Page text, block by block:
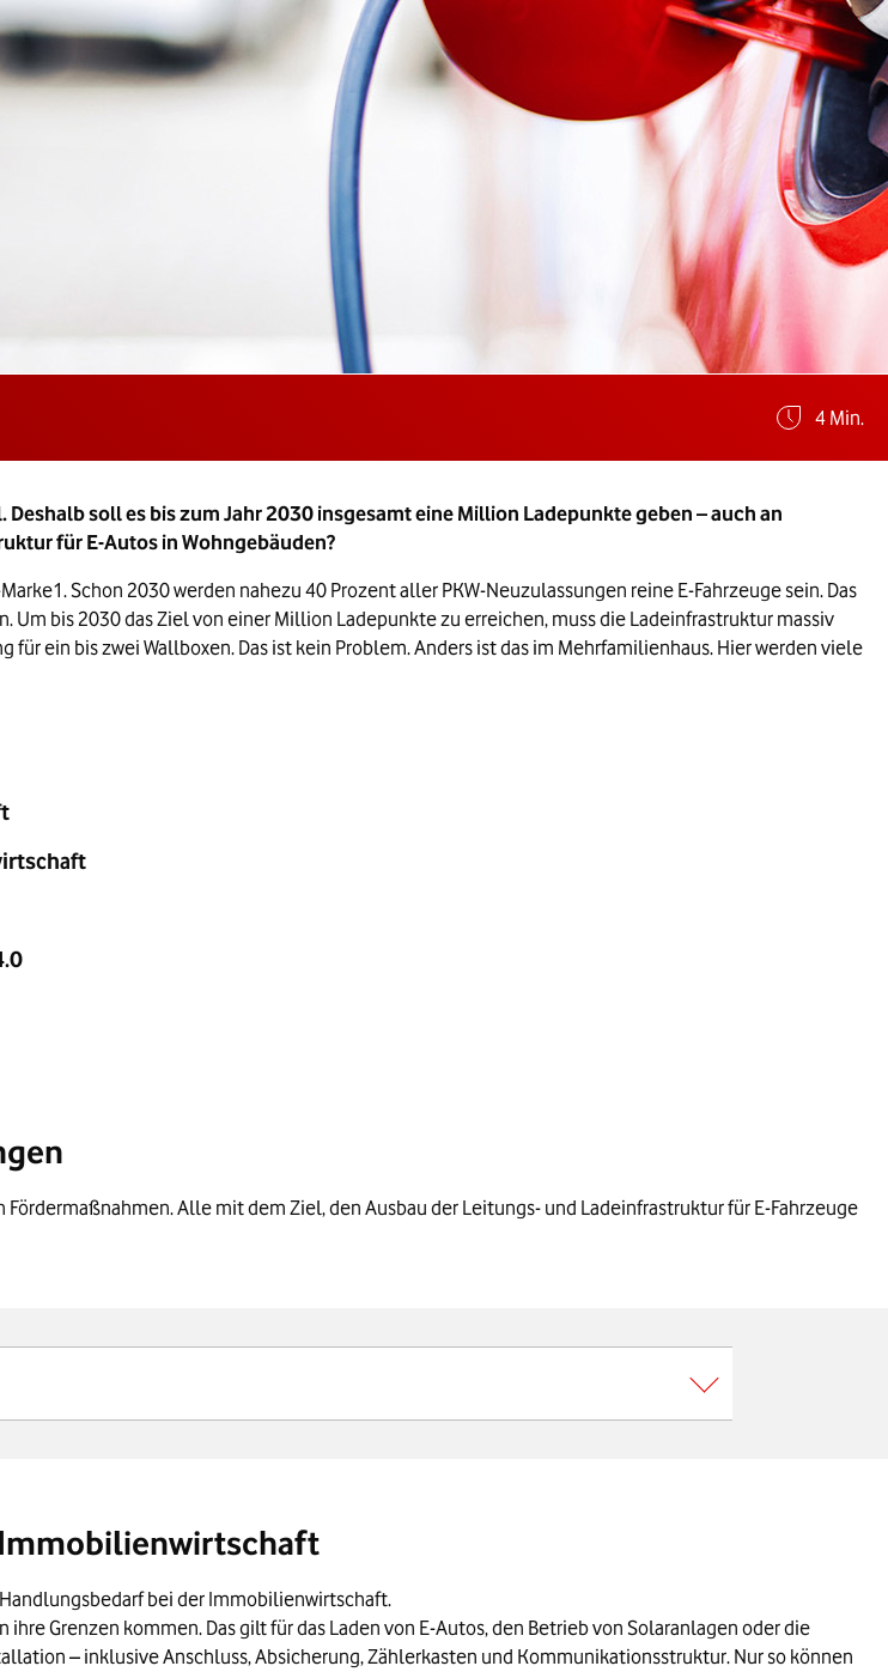
4 Min.
soll es bis zum Jahr 2030 insgesamt eine Million Ladepunkte geben – auch an
für E-Autos in Wohngebäuden?
Schon 2030 werden nahezu 40 Prozent aller PKW-Neuzulassungen reine E-Fahrzeuge sein. Das
bis 2030 das Ziel von einer Million Ladepunkte zu erreichen, muss die Ladeinfrastruktur massiv
ein bis zwei Wallboxen. Das ist kein Problem. Anders ist das im Mehrfamilienhaus. Hier werden viele
Alle mit dem Ziel, den Ausbau der Leitungs- und Ladeinfrastruktur für E-Fahrzeuge
Neueinbauten müssen auf die Energiebilanz eines Gebäudes abgestimmt werden.
Immobilienwirtschaft
bei der Immobilienwirtschaft.
Grenzen kommen. Das gilt für das Laden von E-Autos, den Betrieb von Solaranlagen oder die
– inklusive Anschluss, Absicherung, Zählerkasten und Kommunikationsstruktur. Nur so können